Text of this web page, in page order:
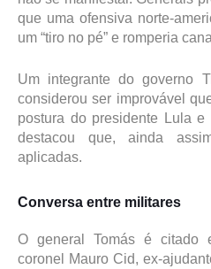
que uma ofensiva norte-
um “tiro no pé” e romperia
Um integrante do governo
considerou ser improvável
postura do presidente Lula
destacou que, ainda
aplicadas.
Conversa entre militares
O general Tomás é citado
coronel Mauro Cid, ex-